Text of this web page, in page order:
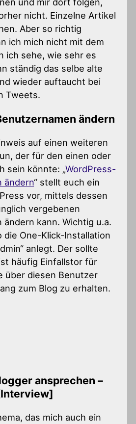
nicht. Einzelne Artikel
Aber so richtig
ich mich nicht mit dem
ich sehe, wie sehr es
ständig das selbe alte
wieder auftaucht bei
Tweets.
ändern
auf einen weiteren
der für den einen oder
sein könnte: „WordPress-
ändern“ stellt euch ein
vor, mittels dessen
vergebenen
ändern kann. Wichtig u.a.
die One-Klick-Installation
anlegt. Der sollte
häufig Einfallstor für
über diesen Benutzer
zum Blog zu erhalten.
ansprechen –
das mich auch ein